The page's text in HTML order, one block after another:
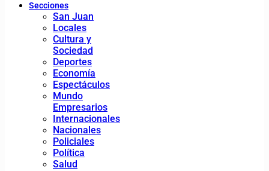
Secciones
San Juan
Locales
Cultura y
Sociedad
Deportes
Economía
Espectáculos
Mundo
Empresarios
Internacionales
Nacionales
Policiales
Política
Salud